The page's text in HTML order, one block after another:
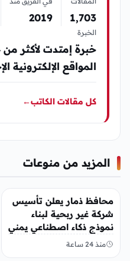
1٬703 2019
الخبرة
المواقع الإلكترونية
كل مقالات الكاتب←
المزيد من منوعات
منوعات
محافظ ذمار يعلن تأسيس
شركة غير ربحية لبناء
نموذج ذكاء اصطناعي يمني
منذ 24 ساعة